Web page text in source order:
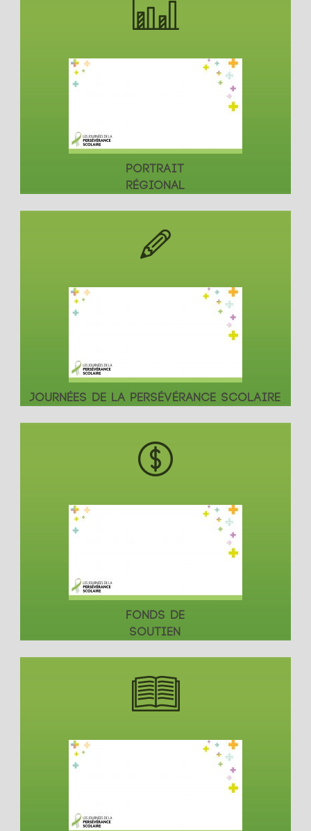
PORTRAIT
RÉGIONAL
JOURNÉES DE LA PERSÉVÉRANCE SCOLAIRE
FONDS DE
SOUTIEN